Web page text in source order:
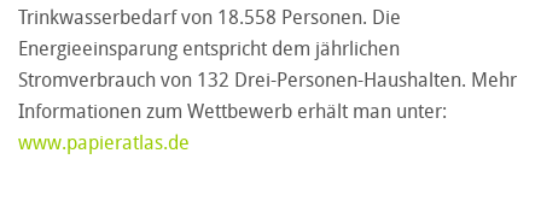
Trinkwasserbedarf von 18.558 Personen. Die
Energieeinsparung entspricht dem jährlichen
Stromverbrauch von 132 Drei-Personen-Haushalten. Mehr
Informationen zum Wettbewerb erhält man unter:
www.papieratlas.de